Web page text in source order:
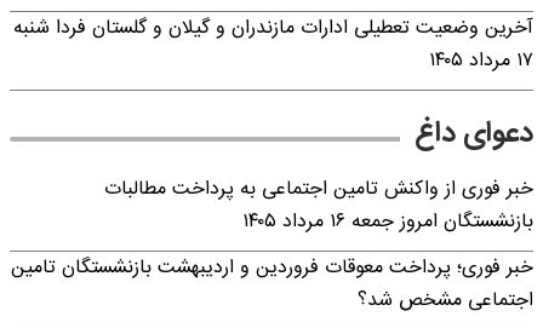
آخرین وضعیت تعطیلی ادارات مازندران و گیلان و گلستان فردا شنبه
۱۷ مرداد ۱۴۰۵
دعوای داغ
خبر فوری از واکنش تامین اجتماعی به پرداخت مطالبات
بازنشستگان امروز جمعه ۱۶ مرداد ۱۴۰۵
خبر فوری؛ پرداخت معوقات فروردین و اردیبهشت بازنشستگان تامین
اجتماعی مشخص شد؟